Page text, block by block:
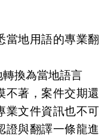
當地用語的專業翻
換為當地語言
不著，案件交期還
業文件資訊也不可
證與翻譯一條龍進